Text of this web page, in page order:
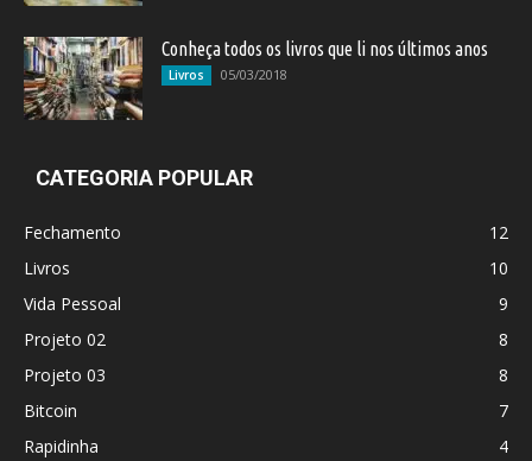
Conheça todos os livros que li nos últimos anos
Livros 05/03/2018
CATEGORIA POPULAR
Fechamento
12
Livros
10
Vida Pessoal
9
Projeto 02
8
Projeto 03
8
Bitcoin
7
Rapidinha
4